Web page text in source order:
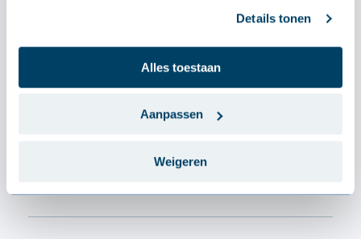
Details tonen
Alles toestaan
Aanpassen
Weigeren